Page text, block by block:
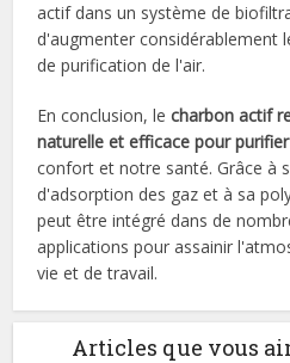
actif dans un système de
d'augmenter considérablement
de purification de l'air.
En conclusion, lecharbon actif
naturelle et efficace pour
confort et notre santé. Grâce à
d'adsorption des gaz et à sa
peut être intégré dans de
applications pour assainir
vie et de travail.
Articles que vous